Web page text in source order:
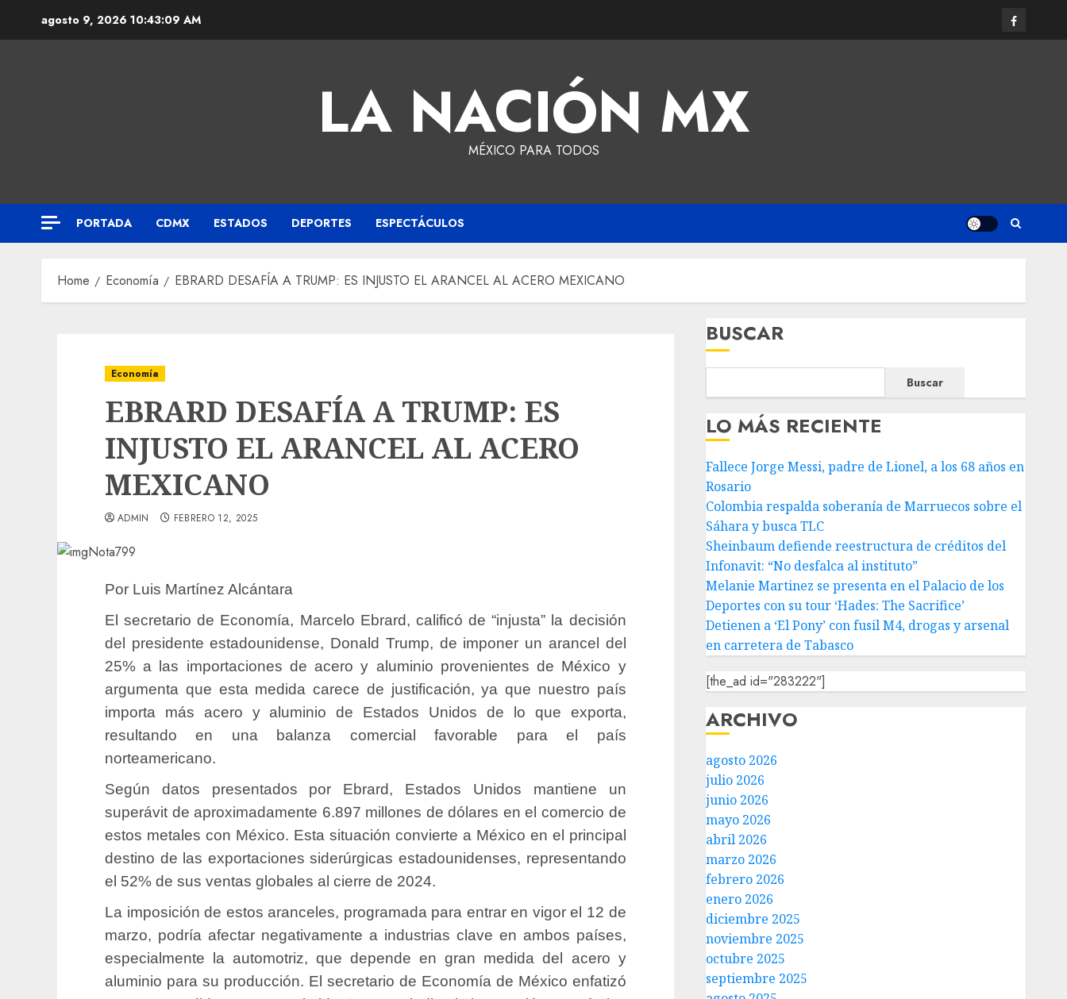
agosto 9, 2026 10:43:09 AM
LA NACIÓN MX
MÉXICO PARA TODOS
PORTADA CDMX ESTADOS DEPORTES ESPECTÁCULOS
Home Economía EBRARD DESAFÍA A TRUMP: ES INJUSTO EL ARANCEL AL ACERO MEXICANO
Economía
EBRARD DESAFÍA A TRUMP: ES
INJUSTO EL ARANCEL AL ACERO
MEXICANO
ADMIN FEBRERO 12, 2025
Por Luis Martínez Alcántara
El secretario de Economía, Marcelo Ebrard, calificó de “injusta” la decisión
del presidente estadounidense, Donald Trump, de imponer un arancel del
25% a las importaciones de acero y aluminio provenientes de México y
argumenta que esta medida carece de justificación, ya que nuestro país
importa más acero y aluminio de Estados Unidos de lo que exporta,
resultando en una balanza comercial favorable para el país
norteamericano.
Según datos presentados por Ebrard, Estados Unidos mantiene un
superávit de aproximadamente 6.897 millones de dólares en el comercio de
estos metales con México. Esta situación convierte a México en el principal
destino de las exportaciones siderúrgicas estadounidenses, representando
el 52% de sus ventas globales al cierre de 2024.
La imposición de estos aranceles, programada para entrar en vigor el 12 de
marzo, podría afectar negativamente a industrias clave en ambos países,
especialmente la automotriz, que depende en gran medida del acero y
aluminio para su producción. El secretario de Economía de México enfatizó
BUSCAR
Buscar
LO MÁS RECIENTE
Fallece Jorge Messi, padre de Lionel, a los 68 años en
Rosario
Colombia respalda soberanía de Marruecos sobre el
Sáhara y busca TLC
Sheinbaum defiende reestructura de créditos del
Infonavit: “No desfalca al instituto”
Melanie Martinez se presenta en el Palacio de los
Deportes con su tour ‘Hades: The Sacrifice’
Detienen a ‘El Pony’ con fusil M4, drogas y arsenal
en carretera de Tabasco
[the_ad id="283222"]
ARCHIVO
agosto 2026
julio 2026
junio 2026
mayo 2026
abril 2026
marzo 2026
febrero 2026
enero 2026
diciembre 2025
noviembre 2025
octubre 2025
septiembre 2025